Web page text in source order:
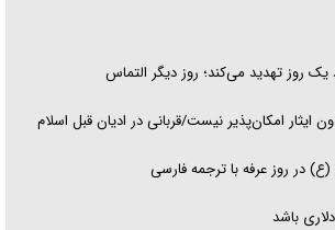
روز تهدید می‌کند؛ روز دیگر التماس
ایثار امکان‌پذیر نیست/قربانی در ادیان قبل اسلام
در روز عرفه با ترجمه فارسی